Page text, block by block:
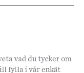
vad du tycker om
fylla i vår enkät